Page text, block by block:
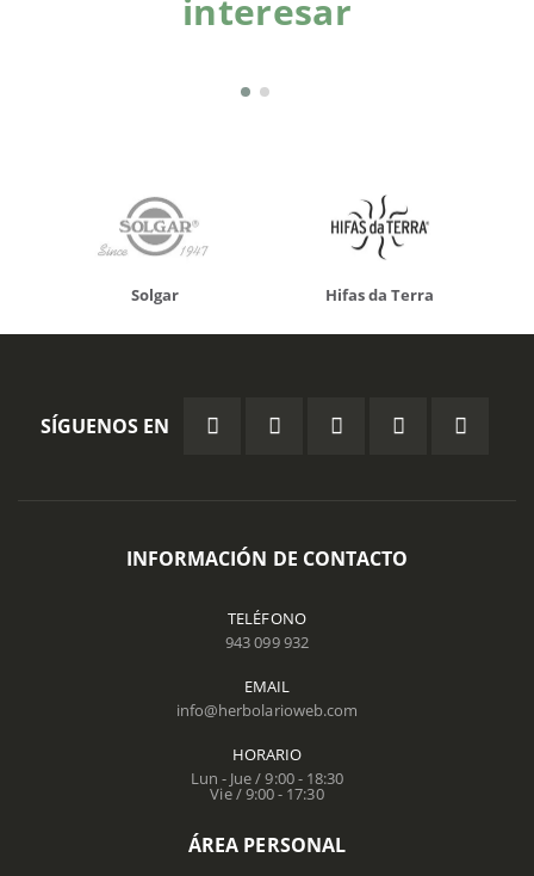
interesar
Solgar Hifas da Terra
SÍGUENOS EN
INFORMACIÓN DE CONTACTO
TELÉFONO
943 099 932
EMAIL
info@herbolarioweb.com
HORARIO
Lun - Jue / 9:00 - 18:30
Vie / 9:00 - 17:30
ÁREA PERSONAL